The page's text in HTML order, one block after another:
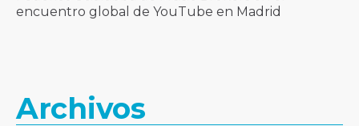
encuentro global de YouTube en Madrid
Archivos